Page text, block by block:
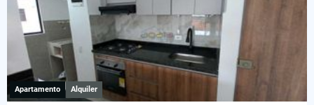
Apartamento Alquiler